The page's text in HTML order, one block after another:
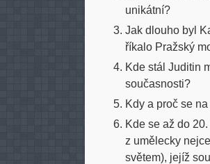
unikátní?
Jak dlouho byl
říkalo Pražský
Kde stál Juditin
současnosti?
Kdy a proč se
Kde se až do
z umělecky
světem), jejíž